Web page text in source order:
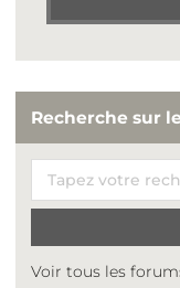
Recherche sur
Voir tous les